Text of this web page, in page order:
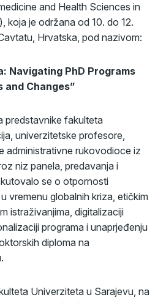
and Health Sciences in
koja je održana od 10. do 12.
Hrvatska, pod nazivom:
Navigating PhD Programs
and Changes”
predstavnike fakulteta
univerzitetske profesore,
administrativne rukovodioce iz
niz panela, predavanja i
se o otpornosti
vremenu globalnih kriza, etičkim
istraživanjima, digitalizaciji
programa i unaprjeđenju
diploma na
Univerziteta u Sarajevu, na